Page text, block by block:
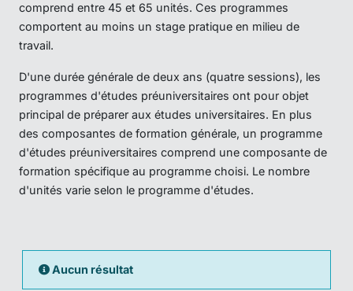
comprend entre 45 et 65 unités. Ces programmes
comportent au moins un stage pratique en milieu de
travail.
D'une durée générale de deux ans (quatre sessions), les
programmes d'études préuniversitaires ont pour objet
principal de préparer aux études universitaires. En plus
des composantes de formation générale, un programme
d'études préuniversitaires comprend une composante de
formation spécifique au programme choisi. Le nombre
d'unités varie selon le programme d'études.
Aucun résultat